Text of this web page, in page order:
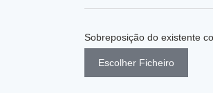
Escolher Ficheiro